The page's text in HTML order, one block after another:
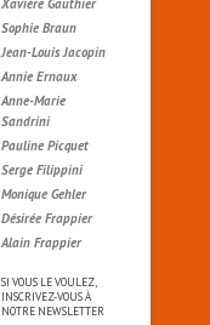
Sophie Braun
Jean-Louis Jacopin
Annie Ernaux
Anne-Marie
Sandrini
Pauline Picquet
Serge Filippini
Monique Gehler
Désirée Frappier
Alain Frappier
SI VOUS LE VOULEZ,
INSCRIVEZ-VOUS À
NOTRE NEWSLETTER